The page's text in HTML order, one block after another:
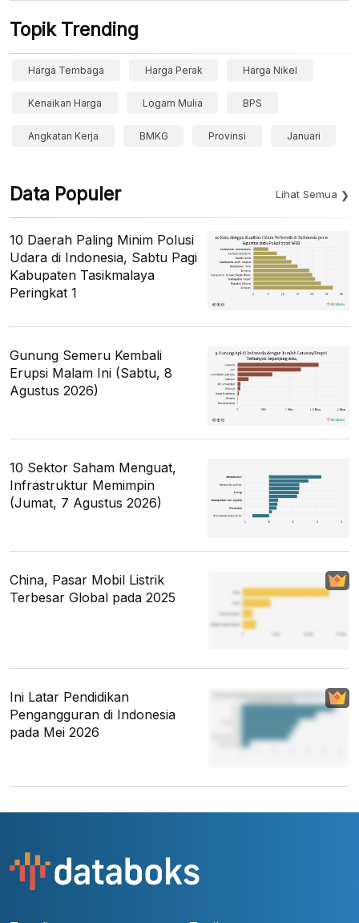
Topik Trending
Harga Tembaga Harga Perak Harga Nikel
Kenaikan Harga Logam Mulia BPS
Angkatan Kerja BMKG Provinsi Januari
Data Populer Lihat Semua
10 Daerah Paling Minim Polusi
Udara di Indonesia, Sabtu Pagi
Kabupaten Tasikmalaya
Peringkat 1
Gunung Semeru Kembali
Erupsi Malam Ini (Sabtu, 8
Agustus 2026)
10 Sektor Saham Menguat,
Infrastruktur Memimpin
(Jumat, 7 Agustus 2026)
China, Pasar Mobil Listrik
Terbesar Global pada 2025
Ini Latar Pendidikan
Pengangguran di Indonesia
pada Mei 2026